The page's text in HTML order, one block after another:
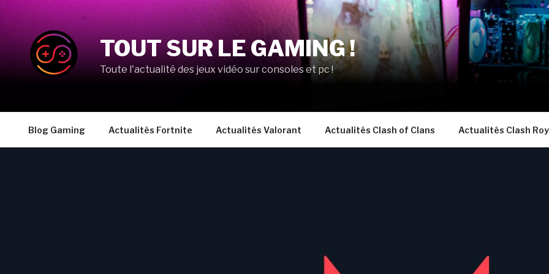
contenu
principal
TOUT SUR LE GAMING !
Toute l'actualité des jeux vidéo sur consoles et pc !
Blog Gaming Actualités Fortnite Actualités Valorant Actualités Clash of Clans Actualités Clash